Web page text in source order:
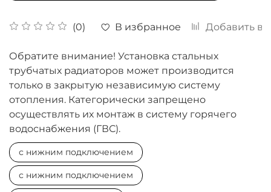
(0) В избранное Добавить в
Обратите внимание! Установка стальных
трубчатых радиаторов может производится
только в закрытую независимую систему
отопления. Категорически запрещено
осуществлять их монтаж в систему горячего
водоснабжения (ГВС).
с нижним подключением
с нижним подключением